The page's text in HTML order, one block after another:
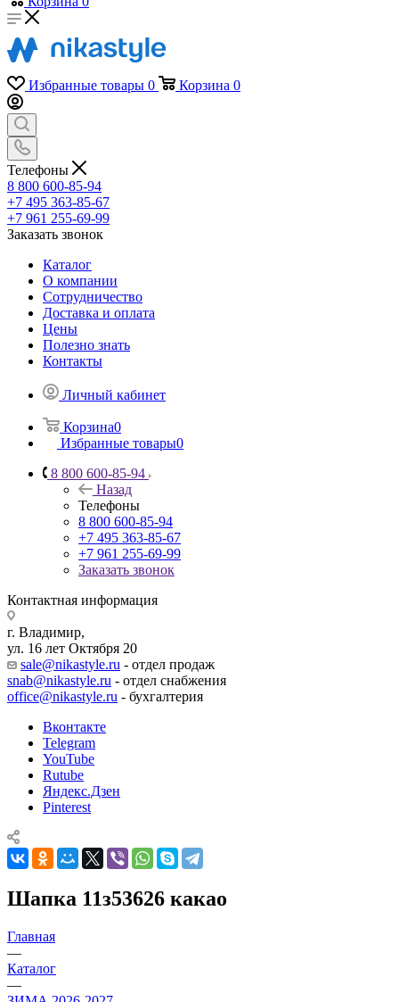
Избранные товары 0 Корзина 0
Телефоны
8 800 600-85-94
+7 495 363-85-67
+7 961 255-69-99
Заказать звонок
Каталог
О компании
Сотрудничество
Доставка и оплата
Цены
Полезно знать
Контакты
Личный кабинет
Корзина0
Избранные товары0
8 800 600-85-94
Назад
Телефоны
8 800 600-85-94
+7 495 363-85-67
+7 961 255-69-99
Заказать звонок
Контактная информация
г. Владимир,
ул. 16 лет Октября 20
sale@nikastyle.ru - отдел продаж
snab@nikastyle.ru - отдел снабжения
office@nikastyle.ru - бухгалтерия
Вконтакте
Telegram
YouTube
Rutube
Яндекс.Дзен
Pinterest
Шапка 11з53626 какао
Главная
—
Каталог
—